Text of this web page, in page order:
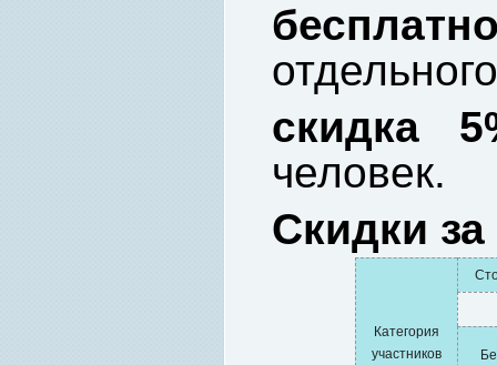
скидка
человек.
Скидки
Категория
участников